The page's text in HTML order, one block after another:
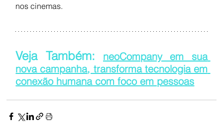
nos cinemas.
Veja Também:
neoCompany em sua
nova campanha, transforma tecnologia em
conexão humana com foco em pessoas